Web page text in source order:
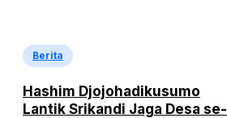
Berita
Hashim Djojohadikusumo
Lantik Srikandi Jaga Desa se-